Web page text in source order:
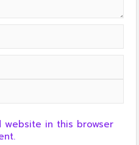
website in this browser